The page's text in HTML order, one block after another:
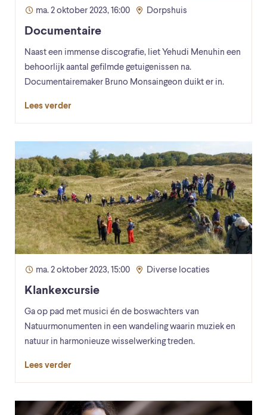
ma. 2 oktober 2023, 16:00 Dorpshuis
Documentaire
Naast een immense discografie, liet Yehudi Menuhin een
behoorlijk aantal gefilmde getuigenissen na.
Documentairemaker Bruno Monsaingeon duikt er in.
Lees verder
ma. 2 oktober 2023, 15:00 Diverse locaties
Klankexcursie
Ga op pad met musici én de boswachters van
Natuurmonumenten in een wandeling waarin muziek en
natuur in harmonieuze wisselwerking treden.
Lees verder